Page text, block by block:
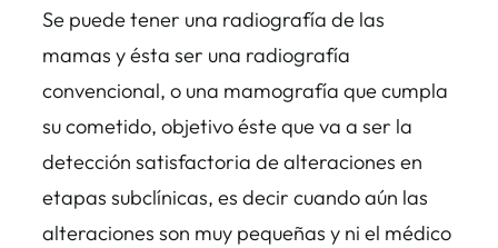
Se puede tener una radiografía de las
mamas y ésta ser una radiografía
convencional, o una mamografía que cumpla
su cometido, objetivo éste que va a ser la
detección satisfactoria de alteraciones en
etapas subclínicas, es decir cuando aún las
alteraciones son muy pequeñas y ni el médico